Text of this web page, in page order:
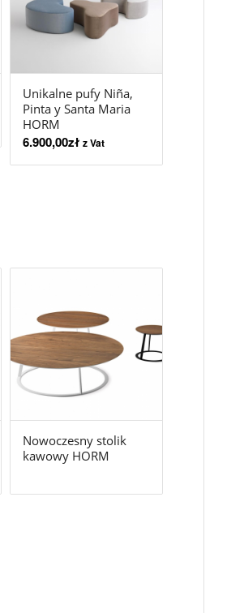
Unikalne pufy Niña,
Pinta y Santa Maria
HORM
6.900,00zł z Vat
Nowoczesny stolik
kawowy HORM